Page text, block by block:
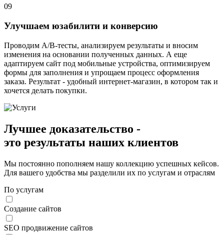
09
Улучшаем юзабилити и конверсию
Проводим A/B-тесты, анализируем результаты и вносим
изменения на основании полученных данных. А еще
адаптируем сайт под мобильные устройства, оптимизируем
формы для заполнения и упрощаем процесс оформления
заказа. Результат - удобный интернет-магазин, в котором так и
хочется делать покупки.
Лучшее доказательство -
это результаты наших клиентов
Мы постоянно пополняем нашу коллекцию успешных кейсов.
Для вашего удобства мы разделили их по услугам и отраслям
По услугам
Создание сайтов
SEO продвижение сайтов